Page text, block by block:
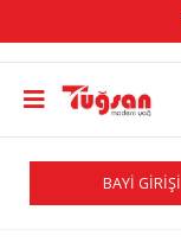
BAYİ GİRİŞİ